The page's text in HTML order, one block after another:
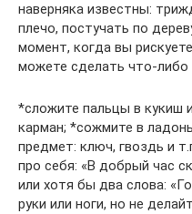
наверняка известны:
плечо, постучать по
момент, когда вы
можете сделать что-либо
*сложите пальцы в кукиш
карман; *сожмите в
предмет: ключ, гвоздь и
про себя: «В добрый час
или хотя бы два слова:
руки или ноги, но не